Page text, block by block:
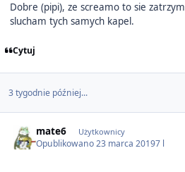
Dobre (pipi), ze screamo to sie
slucham tych samych kapel.
Cytuj
3 tygodnie później...
mate6 Użytkownicy
Opublikowano23 marca 20197 l